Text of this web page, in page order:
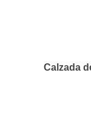
Calzada